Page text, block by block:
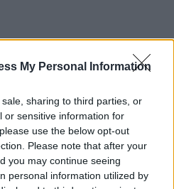
My Personal Information
sharing to third parties, or
or sensitive information for
use the below opt-out
Please note that after your
you may continue seeing
personal information utilized by